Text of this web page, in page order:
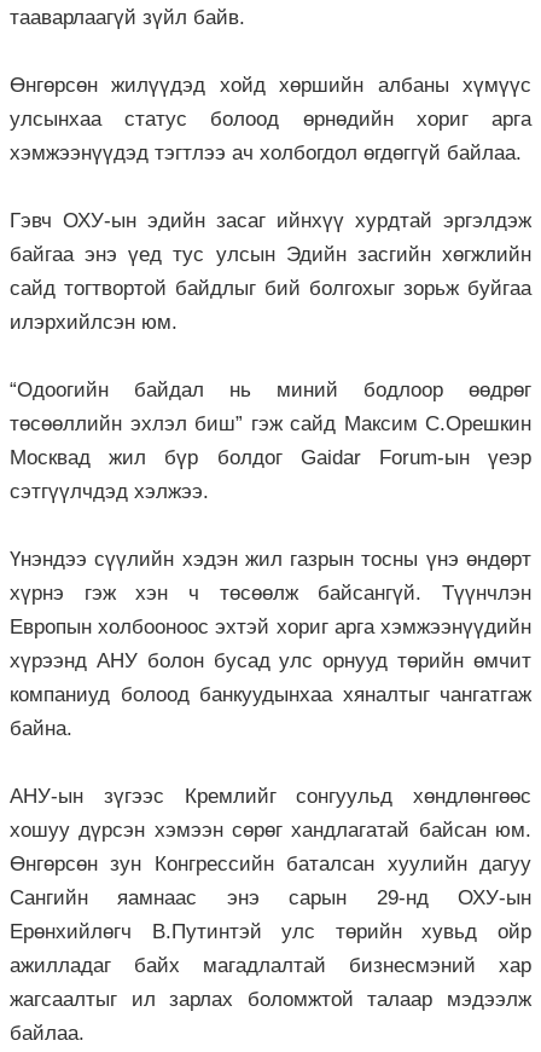
тааварлаагүй зүйл байв.
Өнгөрсөн жилүүдэд хойд хөршийн албаны хүмүүс
улсынхаа статус болоод өрнөдийн хориг арга
хэмжээнүүдэд тэгтлээ ач холбогдол өгдөггүй байлаа.
Гэвч ОХУ-ын эдийн засаг ийнхүү хурдтай эргэлдэж
байгаа энэ үед тус улсын Эдийн засгийн хөгжлийн
сайд тогтвортой байдлыг бий болгохыг зорьж буйгаа
илэрхийлсэн юм.
“Одоогийн байдал нь миний бодлоор өөдрөг
төсөөллийн эхлэл биш” гэж сайд Максим С.Орешкин
Москвад жил бүр болдог Gaidar Forum-ын үеэр
сэтгүүлчдэд хэлжээ.
Үнэндээ сүүлийн хэдэн жил газрын тосны үнэ өндөрт
хүрнэ гэж хэн ч төсөөлж байсангүй. Түүнчлэн
Европын холбооноос эхтэй хориг арга хэмжээнүүдийн
хү­рээнд АНУ болон бусад улс орнууд төрийн өмчит
компаниуд болоод банкуудынхаа хяналтыг чангатгаж
байна.
АНУ-ын зүгээс Кремлийг сонгуульд хөнд­лөнгөөс
хошуу дүрсэн хэмээн сөрөг ханд­лагатай байсан юм.
Өнгөрсөн зун Конгрессийн баталсан хуулийн дагуу
Сангийн яамнаас энэ сарын 29-нд ОХУ-ын
Ерөнхийлөгч В.Путинтэй улс төрийн хувьд ойр
ажилладаг байх магадлалтай бизнесмэний хар
жагсаалтыг ил зарлах боломжтой талаар мэдээлж
байлаа.